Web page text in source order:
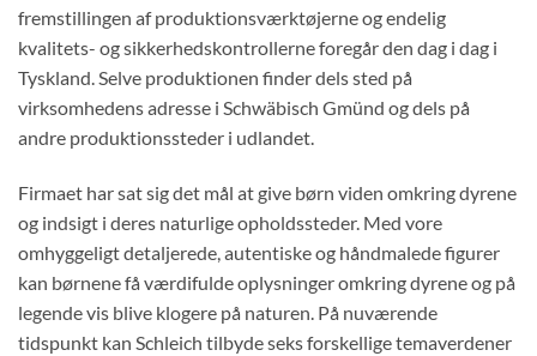
fremstillingen af produktionsværktøjerne og endelig
kvalitets- og sikkerhedskontrollerne foregår den dag i dag i
Tyskland. Selve produktionen finder dels sted på
virksomhedens adresse i Schwäbisch Gmünd og dels på
andre produktionssteder i udlandet.
Firmaet har sat sig det mål at give børn viden omkring dyrene
og indsigt i deres naturlige opholdssteder. Med vore
omhyggeligt detaljerede, autentiske og håndmalede figurer
kan børnene få værdifulde oplysninger omkring dyrene og på
legende vis blive klogere på naturen. På nuværende
tidspunkt kan Schleich tilbyde seks forskellige temaverdener